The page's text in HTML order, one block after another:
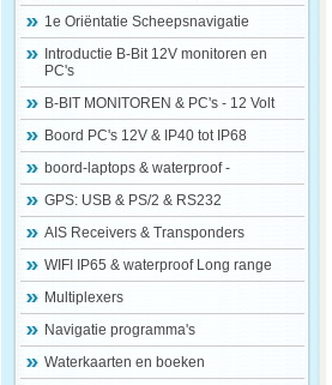
1e Oriëntatie Scheepsnavigatie
Introductie B-Bit 12V monitoren en
PC's
B-BIT MONITOREN & PC's - 12 Volt
Boord PC's 12V & IP40 tot IP68
boord-laptops & waterproof -
GPS: USB & PS/2 & RS232
AIS Receivers & Transponders
WIFI IP65 & waterproof Long range
Multiplexers
Navigatie programma's
Waterkaarten en boeken